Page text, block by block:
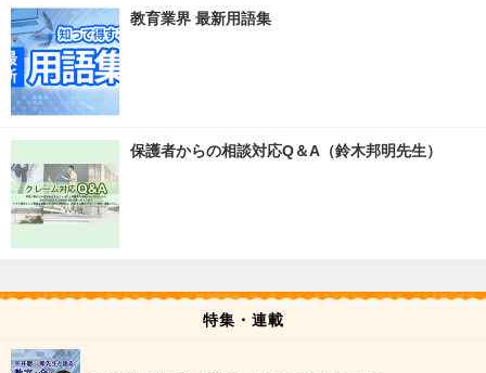
教育業界 最新用語集
保護者からの相談対応Q＆A（鈴木邦明先生）
特集・連載